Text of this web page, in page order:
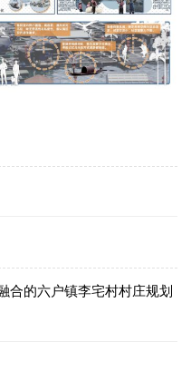
的六户镇李宅村村庄规划